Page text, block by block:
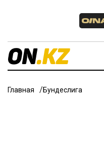
Главная Бундеслига